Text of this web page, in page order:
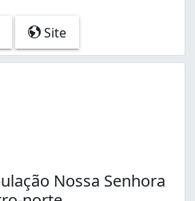
Site
Nossa Senhora